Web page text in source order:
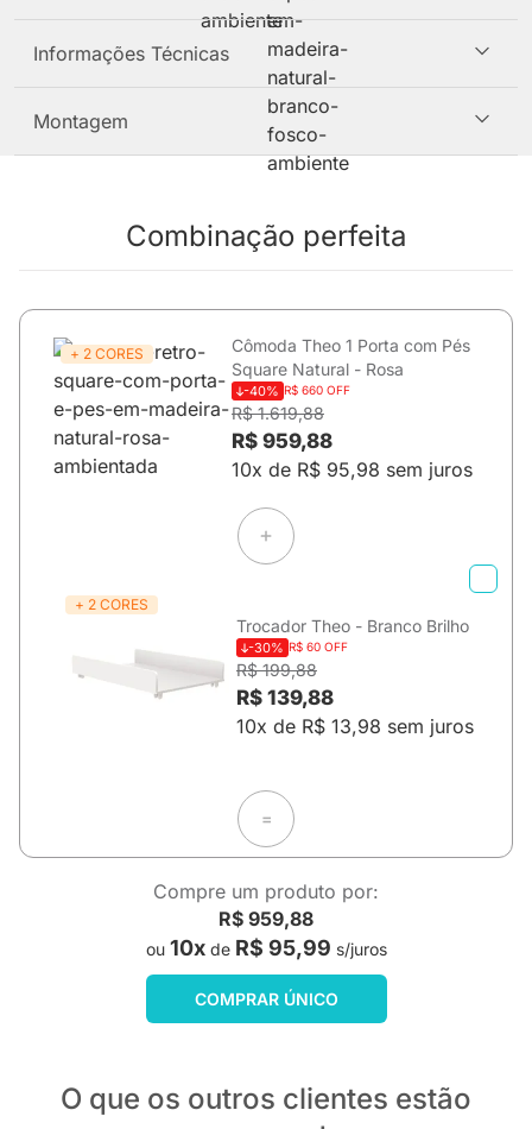
Informações Técnicas
Montagem
Combinação perfeita
+ 2 CORES
Cômoda Theo 1 Porta com Pés
Square Natural - Rosa
-40% R$ 660 OFF
R$ 1.619,88
R$ 959,88
10x de R$ 95,98 sem juros
+ 2 CORES
Trocador Theo - Branco Brilho
-30% R$ 60 OFF
R$ 199,88
R$ 139,88
10x de R$ 13,98 sem juros
=
Compre um produto por:
R$ 959,88
ou 10xde R$ 95,99 s/juros
COMPRAR ÚNICO
O que os outros clientes estão